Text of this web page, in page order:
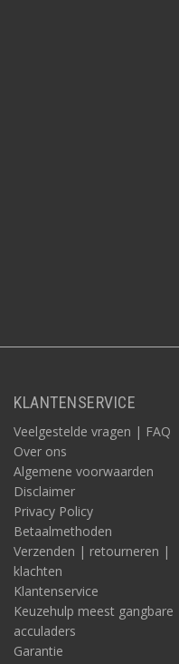
KLANTENSERVICE
Veelgestelde vragen | FAQ
Over ons
Algemene voorwaarden
Disclaimer
Privacy Policy
Betaalmethoden
Verzenden | retourneren |
klachten
Klantenservice
Keuzehulp meest gangbare
acculaders
Garantie